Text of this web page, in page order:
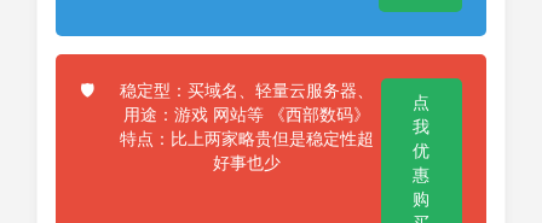
🛡️
稳定型：买域名、轻量云服务器、
用途：游戏 网站等 《西部数码》
特点：比上两家略贵但是稳定性超
好事也少
点
我
优
惠
购